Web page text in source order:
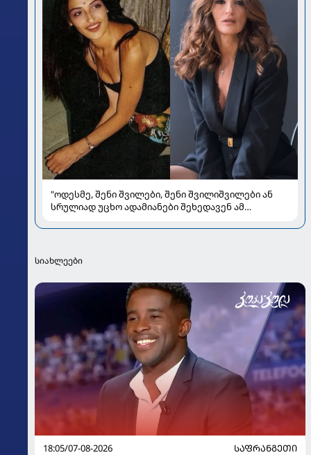
"ოდესმე, შენი შვილები, შენი შვილიშვილები ან
სრულიად უცხო ადამიანები შეხედავენ ამ
ყიფშიძეზე
სიახლეები
18:05/07-08-2026
ᲡᲐᲤᲠᲐᲜᲒᲔᲗᲘ